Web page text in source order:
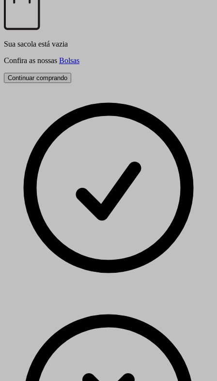
Sua sacola está vazia
Confira as nossas Bolsas
Continuar comprando